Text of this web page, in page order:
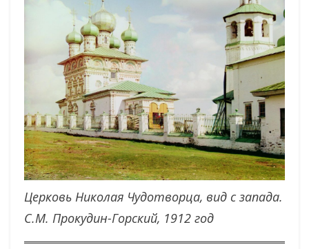
Церковь Николая Чудотворца, вид с запада.
С.М. Прокудин-Горский, 1912 год